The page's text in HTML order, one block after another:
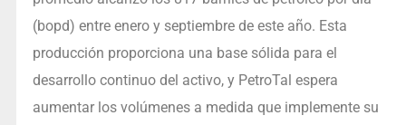
(bopd) entre enero y septiembre de este año. Esta
producción proporciona una base sólida para el
desarrollo continuo del activo, y PetroTal espera
aumentar los volúmenes a medida que implemente su